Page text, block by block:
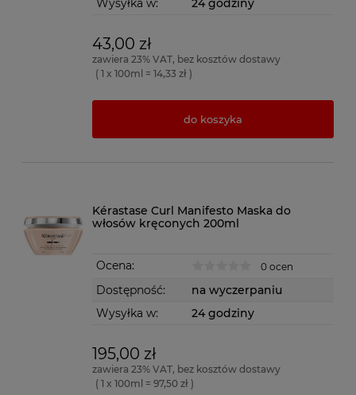
Wysyłka w:
24 godziny
43,00 zł
zawiera 23% VAT, bez kosztów dostawy
( 1 x 100ml = 14,33 zł )
do koszyka
Kérastase Curl Manifesto Maska do
włosów kręconych 200ml
Ocena: 0 ocen
Dostępność:
na wyczerpaniu
Wysyłka w:
24 godziny
195,00 zł
zawiera 23% VAT, bez kosztów dostawy
( 1 x 100ml = 97,50 zł )